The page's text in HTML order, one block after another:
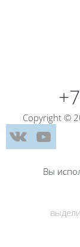
Copyright ©
Вы